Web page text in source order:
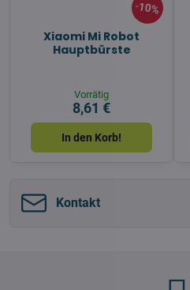
10%
Xiaomi Mi Robot
Hauptbürste
Vorrätig
8,61 €
In den Korb!
Kontakt